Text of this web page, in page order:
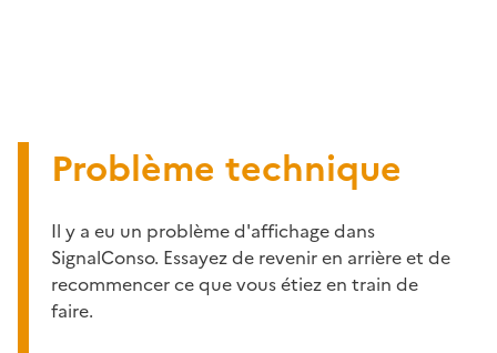
Problème technique
Il y a eu un problème d'affichage dans
SignalConso. Essayez de revenir en arrière et de
recommencer ce que vous étiez en train de
faire.